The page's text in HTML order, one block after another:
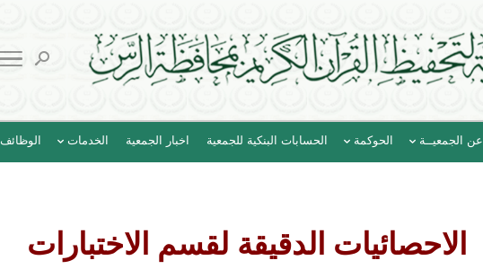
عن الجمعيــة الحوكمة الحسابات البنكية للجمعية اخبار الجمعية الخدمات الوظائف
الاحصائيات الدقيقة لقسم الاختبارات